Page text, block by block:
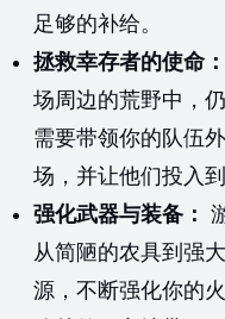
足够的补给。
拯救幸存者的使命：
场周边的荒野中，
需要带领你的队伍
场，并让他们投入
强化武器与装备：
从简陋的农具到强
源，不断强化你的